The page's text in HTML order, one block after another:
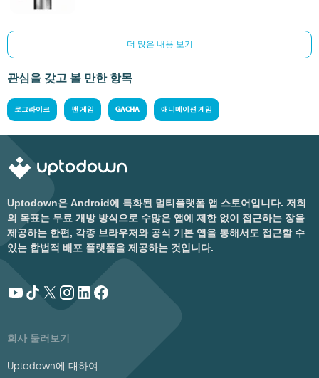
더 많은 내용 보기
관심을 갖고 볼 만한 항목
로그라이크 팬 게임 GACHA 애니메이션 게임
Uptodown은 Android에 특화된 멀티플랫폼 앱 스토어입니다. 저희
의 목표는 무료 개방 방식으로 수많은 앱에 제한 없이 접근하는 장을
제공하는 한편, 각종 브라우저와 공식 기본 앱을 통해서도 접근할 수
있는 합법적 배포 플랫폼을 제공하는 것입니다.
회사 둘러보기
Uptodown에 대하여